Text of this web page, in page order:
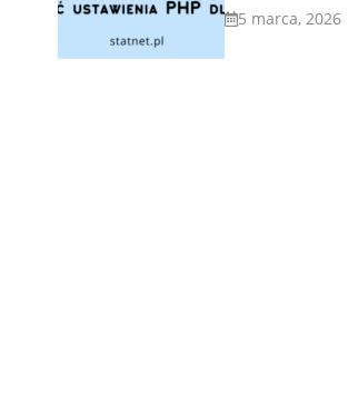
5 marca, 2026